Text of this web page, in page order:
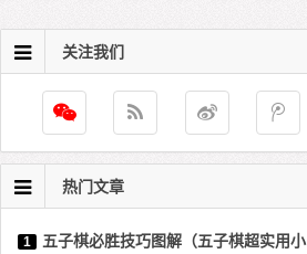
关注我们
热门文章
1 五子棋必胜技巧图解（五子棋超实用小技巧）